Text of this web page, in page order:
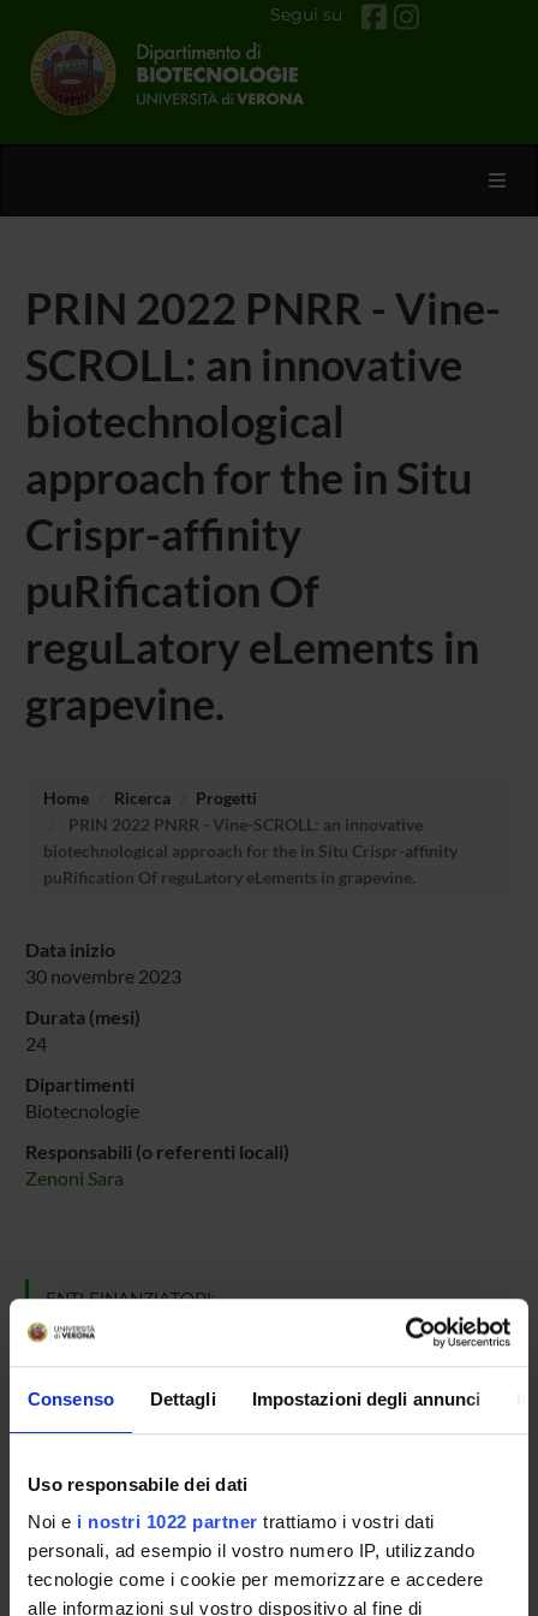
Consenso Dettagli Impostazioni degli annunci
Uso responsabile dei dati
Noi e i nostri 1022 partner trattiamo i vostri dati
personali, ad esempio il vostro numero IP, utilizzando
tecnologie come i cookie per memorizzare e accedere
alle informazioni sul vostro dispositivo al fine di
Segui su
PRIN 2022 PNRR - Vine-
SCROLL: an innovative
biotechnological
approach for the in Situ
Crispr-affinity
puRification Of
reguLatory eLements in
grapevine.
Home Ricerca
Progetti
PRIN 2022 PNRR - Vine-SCROLL: an innovative
biotechnological approach for the in Situ Crispr-affinity
puRification Of reguLatory eLements in grapevine.
Data inizio
30 novembre 2023
Durata (mesi)
24
Dipartimenti
Biotecnologie
Responsabili (o referenti locali)
Zenoni Sara
ENTI FINANZIATORI:
MUR - Ministero dell'Università e della Ricerca
Finanziamento:assegnato e gestito dal Dipartimento
PARTECIPANTI AL PROGETTO
Sara Zenoni
Professore associato